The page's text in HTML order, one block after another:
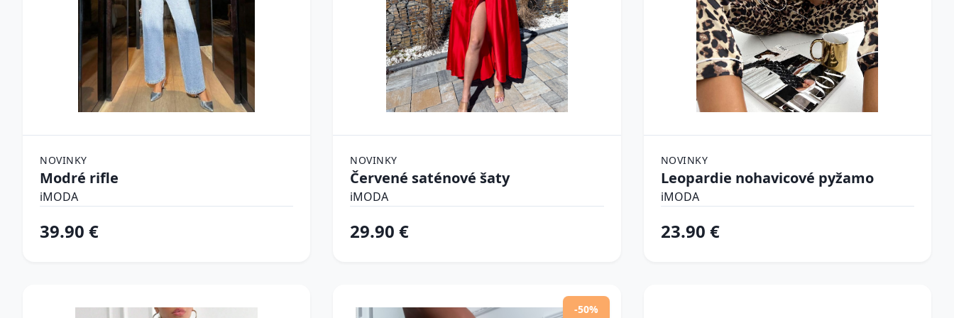
NOVINKY
Modré rifle
iMODA
39.90 €
NOVINKY
Červené saténové šaty
iMODA
29.90 €
NOVINKY
Leopardie nohavicové pyžamo
iMODA
23.90 €
-50%